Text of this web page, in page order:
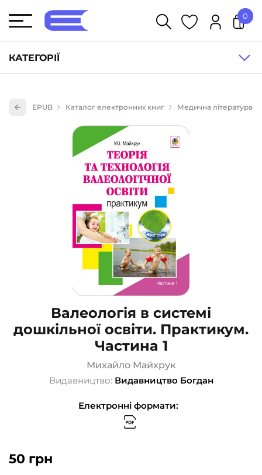
КАТЕГОРІЇ
Книги для дітей (836)
Книги для підлітків (240)
Науково-популярна література (1015)
Навчальна література та посібники (527)
Енциклопедії, довідники, словники (55)
Подарункові сертифікати (1)
0
EPUB Каталог електронних книг Медична література
Валеологія в системі
дошкільної освіти. Практикум.
Частина 1
Михайло Майхрук
Видавництво: Видавництво Богдан
Електронні формати:
50 грн